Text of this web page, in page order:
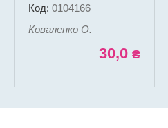
н. р. (PDF) (Електрона
версія)
Код: 0104166
Коваленко О.
30,0 ₴